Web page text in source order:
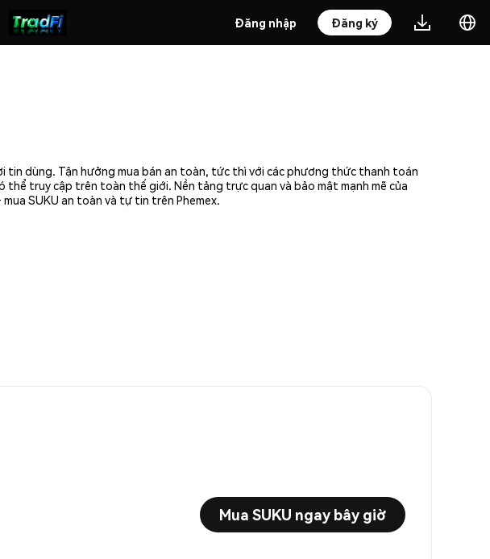
Đăng nhập Đăng ký
tin dùng. Tận hưởng mua bán an toàn, tức thì với các phương thức thanh toán
thể truy cập trên toàn thế giới. Nền tảng trực quan và bảo mật mạnh mẽ của
SUKU an toàn và tự tin trên Phemex.
Mua SUKU ngay bây giờ